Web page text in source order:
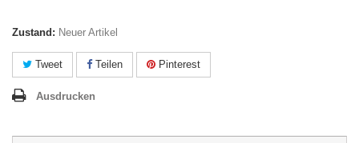
Zustand: Neuer Artikel
Tweet Teilen Pinterest
Ausdrucken